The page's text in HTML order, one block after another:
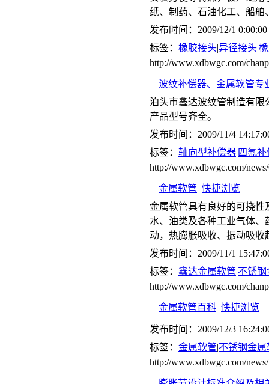
纸、制药、石油化工、船
发布时间：2009/12/1 0:00:00
标签： 橡胶接头|异径接头|
http://www.xdbwgc.com/
波纹补偿器、金属软管专
泊头市鑫达波纹管制造有
产品型号齐全。
发布时间：2009/11/4
标签： 轴向型补偿器|四氟补
http://www.xdbwgc.com/
金属软管 快捷浏览
金属软管具有良好的可挠
水、油类及各种工业气体
动，热膨胀吸收、振动吸收
发布时间：2009/11/1
标签： 鑫达金属软管|不锈
http://www.xdbwgc.com/
金属软管百科 快捷浏览
发布时间：2009/12/3
标签： 金属软管|不锈钢金属
http://www.xdbwgc.com/